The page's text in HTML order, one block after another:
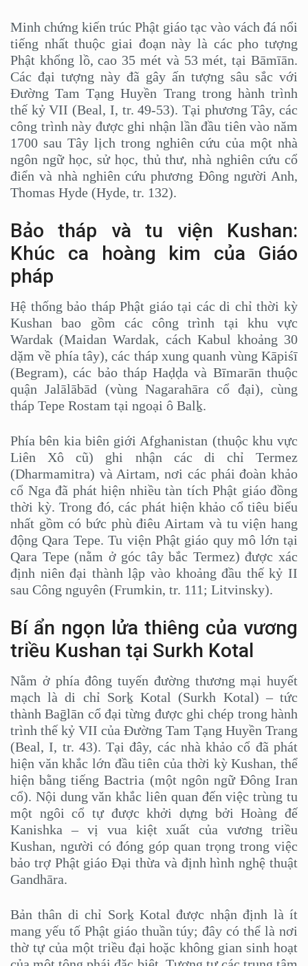
Minh chứng kiến trúc Phật giáo tạc vào vách đá nổi
tiếng nhất thuộc giai đoạn này là các pho tượng
Phật khổng lồ, cao 35 mét và 53 mét, tại Bāmīān.
Các đại tượng này đã gây ấn tượng sâu sắc với
Đường Tam Tạng Huyền Trang trong hành trình
thế kỷ VII (Beal, I, tr. 49-53). Tại phương Tây, các
công trình này được ghi nhận lần đầu tiên vào năm
1700 sau Tây lịch trong nghiên cứu của một nhà
ngôn ngữ học, sử học, thủ thư, nhà nghiên cứu cổ
điển và nhà nghiên cứu phương Đông người Anh,
Thomas Hyde (Hyde, tr. 132).
Bảo tháp và tu viện Kushan:
Khúc ca hoàng kim của Giáo
pháp
Hệ thống bảo tháp Phật giáo tại các di chỉ thời kỳ
Kushan bao gồm các công trình tại khu vực
Wardak (Maidan Wardak, cách Kabul khoảng 30
dặm về phía tây), các tháp xung quanh vùng Kāpiśī
(Begram), các bảo tháp Haḍḍa và Bīmarān thuộc
quận Jalālābād (vùng Nagarahāra cổ đại), cùng
tháp Tepe Rostam tại ngoại ô Balḵ.
Phía bên kia biên giới Afghanistan (thuộc khu vực
Liên Xô cũ) ghi nhận các di chỉ Termez
(Dharmamitra) và Airtam, nơi các phái đoàn khảo
cổ Nga đã phát hiện nhiều tàn tích Phật giáo đồng
thời kỳ. Trong đó, các phát hiện khảo cổ tiêu biểu
nhất gồm có bức phù điêu Airtam và tu viện hang
động Qara Tepe. Tu viện Phật giáo quy mô lớn tại
Qara Tepe (nằm ở góc tây bắc Termez) được xác
định niên đại thành lập vào khoảng đầu thế kỷ II
sau Công nguyên (Frumkin, tr. 111; Litvinsky).
Bí ẩn ngọn lửa thiêng của vương
triều Kushan tại Surkh Kotal
Nằm ở phía đông tuyến đường thương mại huyết
mạch là di chỉ Sorḵ Kotal (Surkh Kotal) – tức
thành Baḡlān cổ đại từng được ghi chép trong hành
trình thế kỷ VII của Đường Tam Tạng Huyền Trang
(Beal, I, tr. 43). Tại đây, các nhà khảo cổ đã phát
hiện văn khắc lớn đầu tiên của thời kỳ Kushan, thể
hiện bằng tiếng Bactria (một ngôn ngữ Đông Iran
cổ). Nội dung văn khắc liên quan đến việc trùng tu
một ngôi cổ tự được khởi dựng bởi Hoàng đế
Kanishka – vị vua kiệt xuất của vương triều
Kushan, người có đóng góp quan trọng trong việc
bảo trợ Phật giáo Đại thừa và định hình nghệ thuật
Gandhāra.
Bản thân di chỉ Sorḵ Kotal được nhận định là ít
mang yếu tố Phật giáo thuần túy; đây có thể là nơi
thờ tự của một triều đại hoặc không gian sinh hoạt